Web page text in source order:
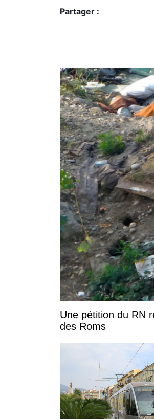
Partager :
Une pétition du RN
des Roms